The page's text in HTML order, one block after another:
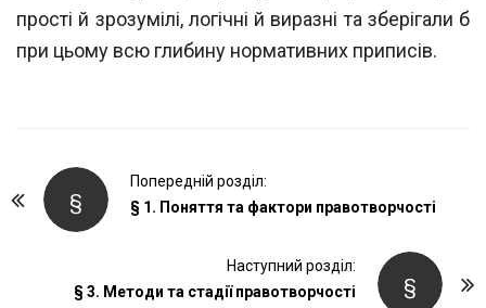
прості й зрозумілі, логічні й виразні та зберігали б
при цьому всю глибину нормативних приписів.
§
Попередній розділ:
§ 1. Поняття та фактори правотворчості
§
Наступний розділ:
§ 3. Методи та стадії правотворчості